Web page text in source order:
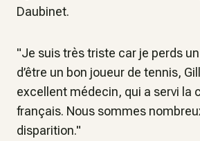
Daubinet.
"Je suis très triste car je perds
d’être un bon joueur de tennis,
excellent médecin, qui a servi la
français. Nous sommes
disparition."